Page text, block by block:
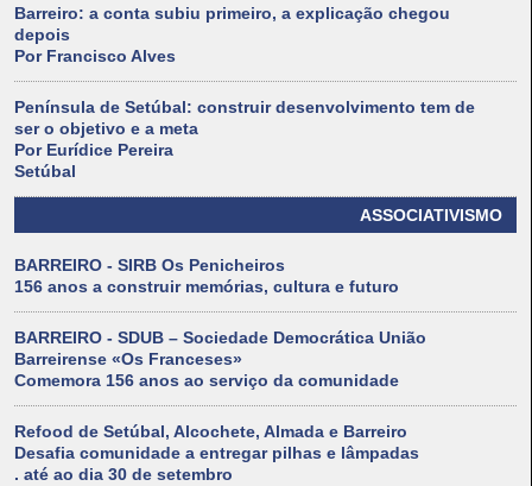
Barreiro: a conta subiu primeiro, a explicação chegou
depois
Por Francisco Alves
Península de Setúbal: construir desenvolvimento tem de
ser o objetivo e a meta
Por Eurídice Pereira
Setúbal
ASSOCIATIVISMO
BARREIRO - SIRB Os Penicheiros
156 anos a construir memórias, cultura e futuro
BARREIRO - SDUB – Sociedade Democrática União
Barreirense «Os Franceses»
Comemora 156 anos ao serviço da comunidade
Refood de Setúbal, Alcochete, Almada e Barreiro
Desafia comunidade a entregar pilhas e lâmpadas
. até ao dia 30 de setembro